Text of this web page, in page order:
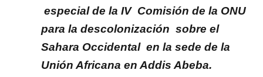
especial de la IV Comisión de la ONU
para la descolonización sobre el
Sahara Occidental en la sede de la
Unión Africana en Addis Abeba.